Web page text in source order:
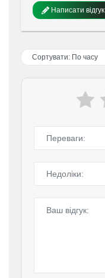
Написати відгук